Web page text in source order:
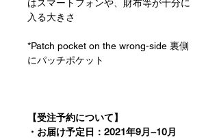
はスマートフォンや、財布等が十分に
入る大きさ
*Patch pocket on the wrong-side 裏側
にパッチポケット
【受注予約について】
・お届け予定日：2021年9月−10月